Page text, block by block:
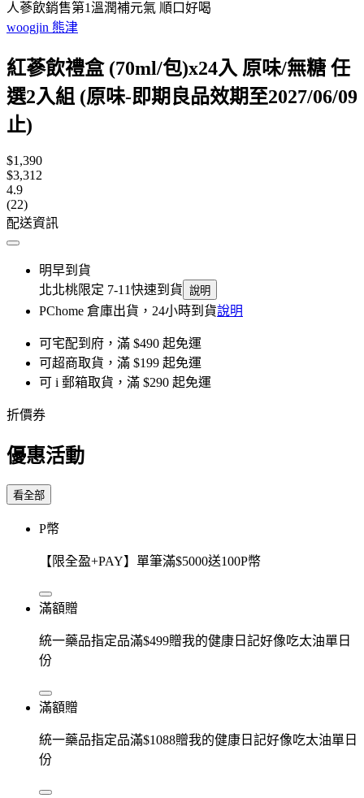
人蔘飲銷售第1溫潤補元氣 順口好喝
woogjin 熊津
紅蔘飲禮盒 (70ml/包)x24入 原味/無糖 任
選2入組 (原味-即期良品效期至2027/06/09
止)
$1,390
$3,312
4.9
(22)
配送資訊
明早到貨
北北桃限定 7-11快速到貨 說明
PChome 倉庫出貨，24小時到貨說明
可宅配到府，滿 $490 起免運
可超商取貨，滿 $199 起免運
可 i 郵箱取貨，滿 $290 起免運
折價券
優惠活動
看全部
P幣
【限全盈+PAY】單筆滿$5000送100P幣
滿額贈
統一藥品指定品滿$499贈我的健康日記好像吃太油單日
份
滿額贈
統一藥品指定品滿$1088贈我的健康日記好像吃太油單日
份